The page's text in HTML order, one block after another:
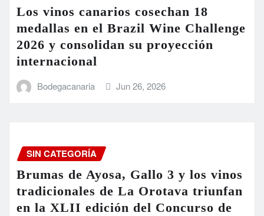
Los vinos canarios cosechan 18
medallas en el Brazil Wine Challenge
2026 y consolidan su proyección
internacional
Bodegacanaria Jun 26, 2026
SIN CATEGORÍA
Brumas de Ayosa, Gallo 3 y los vinos
tradicionales de La Orotava triunfan
en la XLII edición del Concurso de